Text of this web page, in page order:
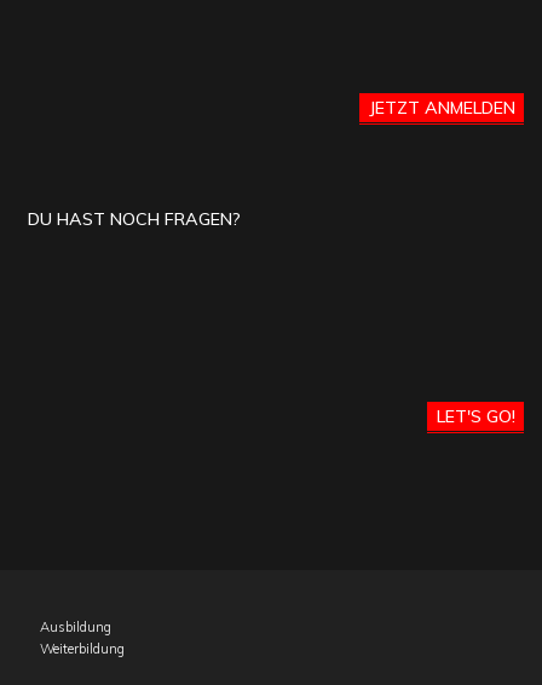
JETZT ANMELDEN
DU HAST NOCH FRAGEN?
LET'S GO!
Ausbildung
Weiterbildung